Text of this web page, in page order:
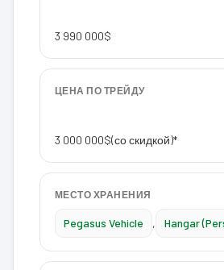
3 990 000$
ЦЕНА ПО ТРЕЙДУ
3 000 000$(со скидкой)*
МЕСТО ХРАНЕНИЯ
Pegasus Vehicle , Hangar